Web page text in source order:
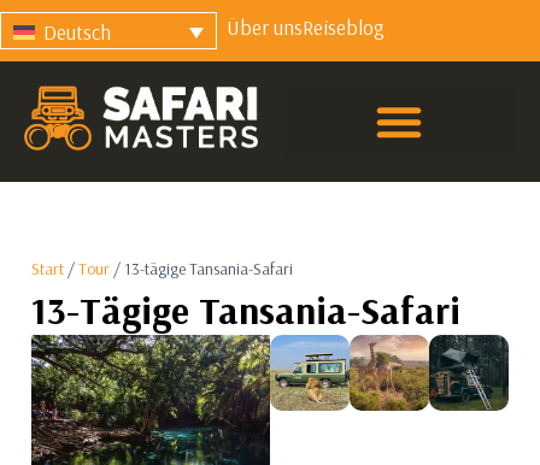
Deutsch Über unsReiseblog
Start/Tour/ 13-tägige Tansania-Safari
13-Tägige Tansania-Safari